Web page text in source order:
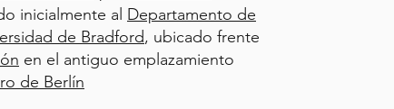
inicialmente al Departamento de
de Bradford, ubicado frente
en el antiguo emplazamiento
de Berlín